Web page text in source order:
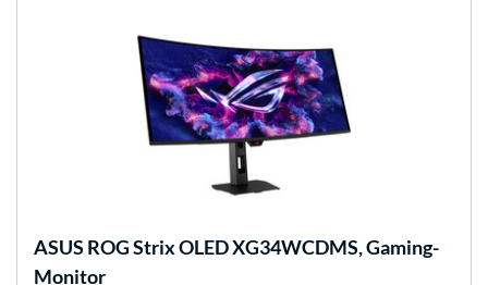
ASUS ROG Strix OLED XG34WCDMS, Gaming-
Monitor